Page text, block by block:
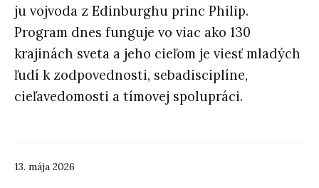
13. mája 2026
ju vojvoda z Edinburghu princ Philip.
Program dnes funguje vo viac ako 130
krajinách sveta a jeho cieľom je viesť mladých
ľudí k zodpovednosti, sebadisciplíne,
cieľavedomosti a tímovej spolupráci.